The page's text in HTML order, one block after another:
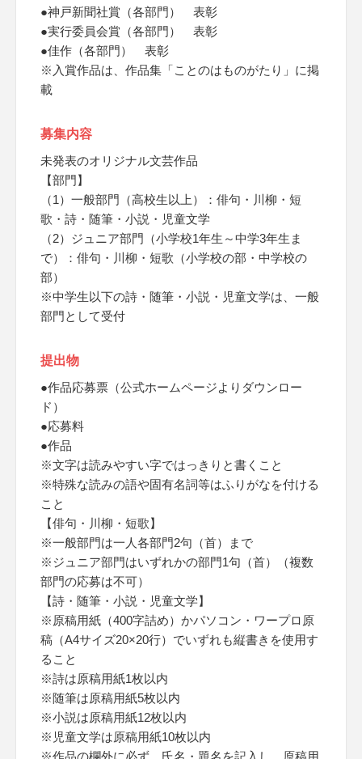
●神戸新聞社賞（各部門） 表彰
●実行委員会賞（各部門） 表彰
●佳作（各部門） 表彰
※入賞作品は、作品集「ことのはものがたり」に掲
載
募集内容
未発表のオリジナル文芸作品
【部門】
（1）一般部門（高校生以上）：俳句・川柳・短
歌・詩・随筆・小説・児童文学
（2）ジュニア部門（小学校1年生～中学3年生ま
で）：俳句・川柳・短歌（小学校の部・中学校の
部）
※中学生以下の詩・随筆・小説・児童文学は、一般
部門として受付
提出物
●作品応募票（公式ホームページよりダウンロー
ド）
●応募料
●作品
※文字は読みやすい字ではっきりと書くこと
※特殊な読みの語や固有名詞等はふりがなを付ける
こと
【俳句・川柳・短歌】
※一般部門は一人各部門2句（首）まで
※ジュニア部門はいずれかの部門1句（首）（複数
部門の応募は不可）
【詩・随筆・小説・児童文学】
※原稿用紙（400字詰め）かパソコン・ワープロ原
稿（A4サイズ20×20行）でいずれも縦書きを使用す
ること
※詩は原稿用紙1枚以内
※随筆は原稿用紙5枚以内
※小説は原稿用紙12枚以内
※児童文学は原稿用紙10枚以内
※作品の欄外に必ず、氏名・題名を記入し、原稿用